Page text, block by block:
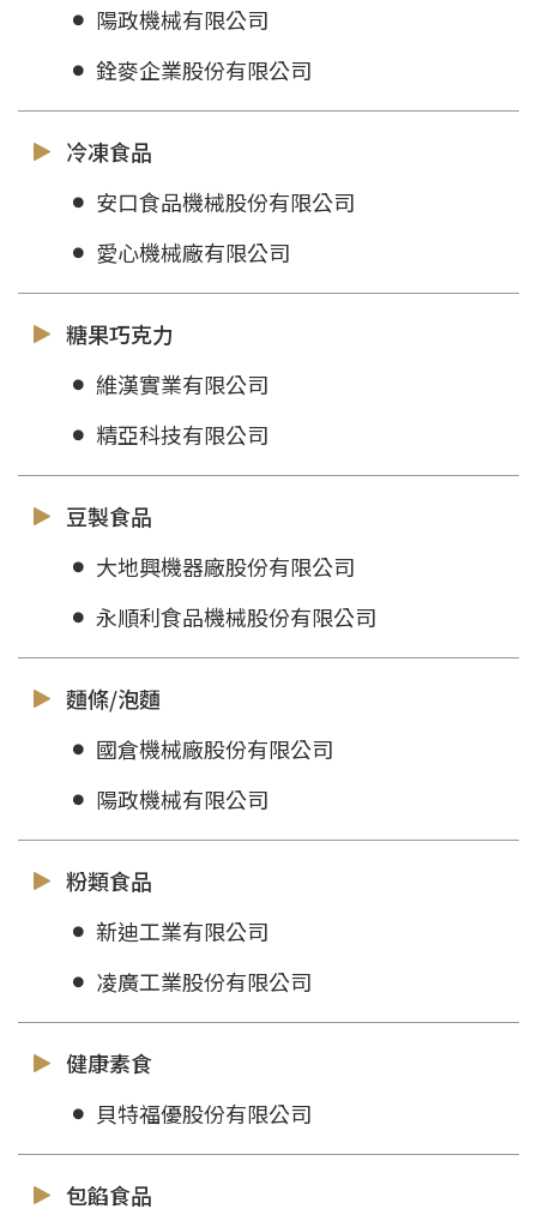
陽政機械有限公司
銓麥企業股份有限公司
冷凍食品
安口食品機械股份有限公司
愛心機械廠有限公司
糖果巧克力
維漢實業有限公司
精亞科技有限公司
豆製食品
大地興機器廠股份有限公司
永順利食品機械股份有限公司
麵條/泡麵
國倉機械廠股份有限公司
陽政機械有限公司
粉類食品
新迪工業有限公司
凌廣工業股份有限公司
健康素食
貝特福優股份有限公司
包餡食品